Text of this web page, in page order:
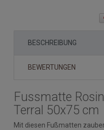
BESCHREIBUNG
BEWERTUNGEN
Fussmatte
Terral 50x75 cm
Mit diesen Fußmatten